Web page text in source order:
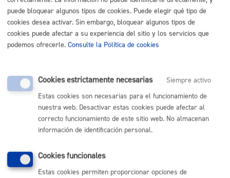
Cantidad a abonar
Clasificación de las Calles en orden a su Categoría
Lista de calles (N - T)
Lista de Calles(U - Z)
Tasas por la Ocupación del Dominio Público Municipal
**Anexo a regir desde el 1 de enero de 2026
Plazo de resolución y sentido
del silencio
puede bloquear algunos tipos de cookies. Puede elegir qué tipo de
cookies desea activar. Sin embargo, bloquear algunos tipos de
cookies puede afectar a su experiencia del sitio y los servicios que
podemos ofrecerle. Consulte la Política de cookies
Cookies estrictamente necesarias
Siempre activo
Estas cookies son necesarias para el funcionamiento de
nuestra web. Desactivar estas cookies puede afectar al
correcto funcionamiento de este sitio web. No almacenan
información de identificación personal.
Cookies funcionales
Estas cookies permiten proporcionar opciones de